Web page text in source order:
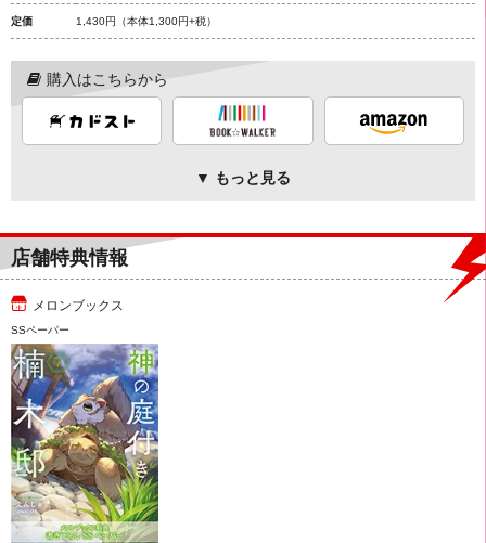
定価 1,430円 （本体1,300円+税）
購入はこちらから
▼ もっと見る
店舗特典情報
メロンブックス
SSペーパー